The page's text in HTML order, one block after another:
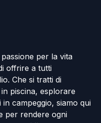
per la vita
offrire a tutti
Che si tratti di
piscina, esplorare
campeggio, siamo qui
per rendere ogni